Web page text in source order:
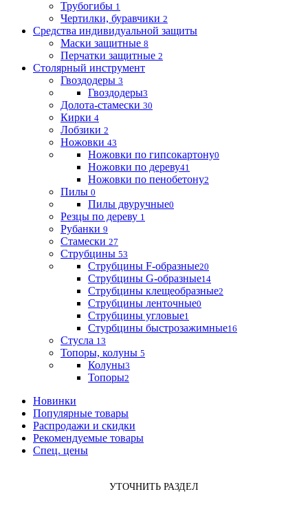
Трубогибы 1
Чертилки, буравчики 2
Средства индивидуальной защиты
Маски защитные 8
Перчатки защитные 2
Столярный инструмент
Гвоздодеры 3
Гвоздодеры3
Долота-стамески 30
Кирки 4
Лобзики 2
Ножовки 43
Ножовки по гипсокартону0
Ножовки по дереву41
Ножовки по пенобетону2
Пилы 0
Пилы двуручные0
Резцы по дереву 1
Рубанки 9
Стамески 27
Струбцины 53
Струбцины F-образные20
Струбцины G-образные14
Струбцины клещеобразные2
Струбцины ленточные0
Струбцины угловые1
Стурбцины быстрозажимные16
Стусла 13
Топоры, колуны 5
Колуны3
Топоры2
Новинки
Популярные товары
Распродажи и скидки
Рекомендуемые товары
Спец. цены
УТОЧНИТЬ РАЗДЕЛ